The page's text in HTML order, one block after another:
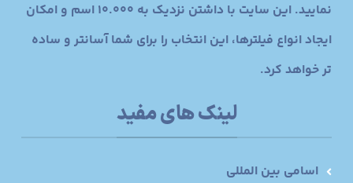
نمایید. این سایت با داشتن نزدیک به 10.000 اسم و امکان
ایجاد انواع فیلترها، این انتخاب را برای شما آسانتر و ساده
تر خواهد کرد.
لینک های مفید
اسامی بین المللی